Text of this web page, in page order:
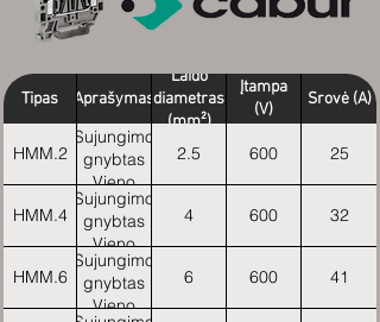
Tipas Aprašymas
Laido
diametras
(mm²)
Įtampa
(V)
Srovė (A)
HMM.2
Sujungimo
gnybtas
Vieno
aukšto
2.5 600 25
HMM.4
Sujungimo
gnybtas
Vieno
aukšto
4 600 32
HMM.6
Sujungimo
gnybtas
Vieno
6 600 41